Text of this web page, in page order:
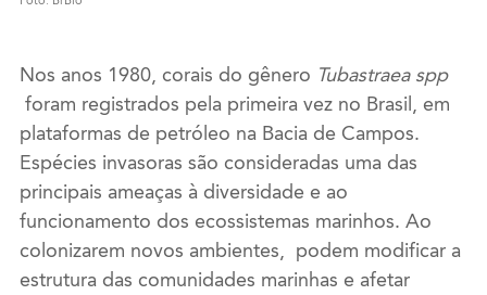
Nos anos 1980, corais do gênero Tubastraea spp
foram registrados pela primeira vez no Brasil, em
plataformas de petróleo na Bacia de Campos.
Espécies invasoras são consideradas uma das
principais ameaças à diversidade e ao
funcionamento dos ecossistemas marinhos. Ao
colonizarem novos ambientes, podem modificar a
estrutura das comunidades marinhas e afetar